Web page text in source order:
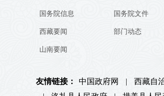
国务院信息
西藏要闻
山南要闻
国务院文件
部门动态
友情链接： 中国政府网 | 西藏自